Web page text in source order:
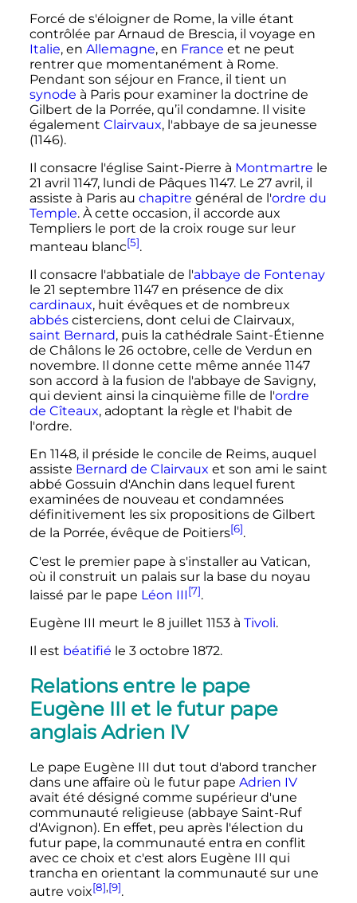
Forcé de s'éloigner de Rome, la ville étant
contrôlée par Arnaud de Brescia, il voyage en
Italie, en Allemagne, en France et ne peut
rentrer que momentanément à Rome.
Pendant son séjour en France, il tient un
synode à Paris pour examiner la doctrine de
Gilbert de la Porrée, qu’il condamne. Il visite
également Clairvaux, l'abbaye de sa jeunesse
(1146).
Il consacre l'église Saint-Pierre à Montmartre le
21 avril 1147, lundi de Pâques 1147. Le 27 avril, il
assiste à Paris au chapitre général de l'ordre du
Temple. À cette occasion, il accorde aux
Templiers le port de la croix rouge sur leur
manteau blanc[5].
Il consacre l'abbatiale de l'abbaye de Fontenay
le 21 septembre 1147en présence de dix
cardinaux, huit évêques et de nombreux
abbéscisterciens, dont celui de Clairvaux,
saint Bernard, puis la cathédrale Saint-Étienne
de Châlons le 26 octobre, celle de Verdun en
novembre. Il donne cette même année 1147
son accord à la fusion de l'abbaye de Savigny,
qui devient ainsi la cinquième fille de l'ordre
de Cîteaux, adoptant la règle et l'habit de
l'ordre.
En 1148, il préside le concile de Reims, auquel
assiste Bernard de Clairvaux et son ami le saint
abbé Gossuin d'Anchin dans lequel furent
examinées de nouveau et condamnées
définitivement les six propositions de Gilbert
de la Porrée, évêque de Poitiers[6].
C'est le premier pape à s'installer au Vatican,
où il construit un palais sur la base du noyau
laissé par le pape Léon III[7].
Eugène III meurt le 8 juillet 1153à Tivoli.
Il est béatifié le 3 octobre 1872.
Relations entre le pape
Eugène III et le futur pape
anglais Adrien IV
Le pape Eugène III dut tout d'abord trancher
dans une affaire où le futur pape Adrien IV
avait été désigné comme supérieur d'une
communauté religieuse (abbaye Saint-Ruf
d'Avignon). En effet, peu après l'élection du
futur pape, la communauté entra en conflit
avec ce choix et c'est alors Eugène III qui
trancha en orientant la communauté sur une
autre voix[8],[9].